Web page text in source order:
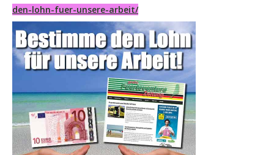
den-lohn-fuer-unsere-arbeit/